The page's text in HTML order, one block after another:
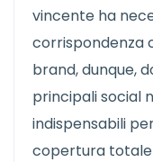
vincente ha
corrispondenza
brand, dunque,
principali social
indispensabili
copertura totale